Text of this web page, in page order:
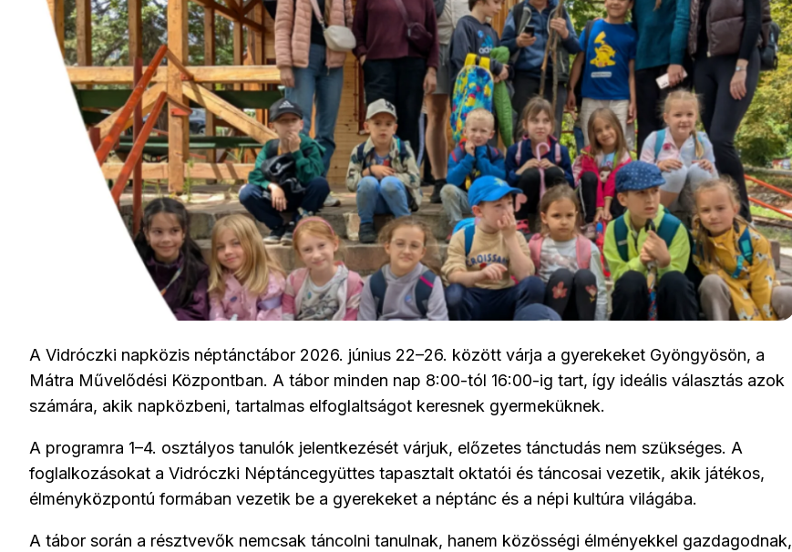
A Vidróczki napközis néptánctábor 2026. június 22–26. között várja a gyerekeket Gyöngyösön, a
Mátra Művelődési Központban. A tábor minden nap 8:00-tól 16:00-ig tart, így ideális választás azok
számára, akik napközbeni, tartalmas elfoglaltságot keresnek gyermeküknek.
A programra 1–4. osztályos tanulók jelentkezését várjuk, előzetes tánctudás nem szükséges. A
foglalkozásokat a Vidróczki Néptáncegyüttes tapasztalt oktatói és táncosai vezetik, akik játékos,
élményközpontú formában vezetik be a gyerekeket a néptánc és a népi kultúra világába.
A tábor során a résztvevők nemcsak táncolni tanulnak, hanem közösségi élményekkel gazdagodnak,